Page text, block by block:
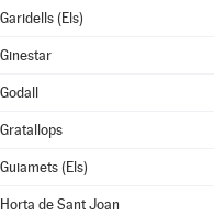
Garidells (Els)
Ginestar
Godall
Gratallops
Guiamets (Els)
Horta de Sant Joan